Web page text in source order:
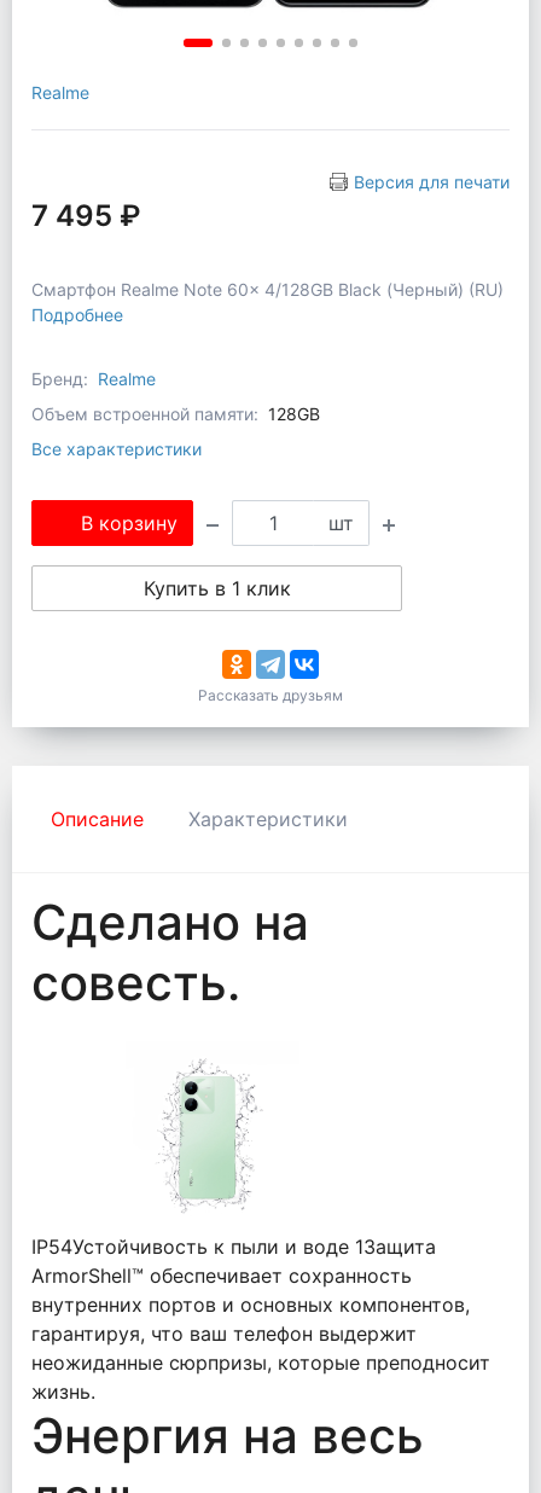
Realme
Версия для печати
7 495 ₽
Смартфон Realme Note 60x 4/128GB Black (Черный) (RU)
Подробнее
Бренд: Realme
Объем встроенной памяти: 128GB
Все характеристики
В корзину шт
Купить в 1 клик
Рассказать друзьям
Описание Характеристики
Сделано на
совесть.
IP54Устойчивость к пыли и воде 1Защита
ArmorShell™ обеспечивает сохранность
внутренних портов и основных компонентов,
гарантируя, что ваш телефон выдержит
неожиданные сюрпризы, которые преподносит
жизнь.
Энергия на весь